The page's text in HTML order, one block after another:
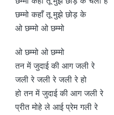
छम्मो कहाँ तू मुझे छोड़ के
ओ छम्मो ओ छम्मो
ओ छम्मो ओ छम्मो
तन में जुदाई की आग जली रे
जली रे जली रे जली रे हो
हो तन में जुदाई की आग जली रे
प्रीत मोहे ले आई प्रेम गली रे